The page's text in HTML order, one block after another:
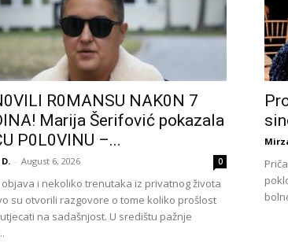
R0MANSU NAK0N 7
Marija Šerifović pokazala
P0L0VINU –...
- August 6, 2026 0
objava i nekoliko trenutaka iz privatnog života
su otvorili razgovore o tome koliko prošlost
na sadašnjost. U središtu pažnje